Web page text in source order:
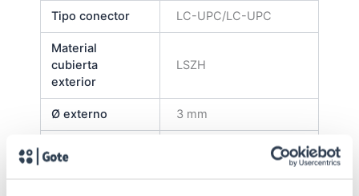
Tipo conector LC-UPC/LC-UPC
Material
cubierta
exterior
LSZH
Ø externo 3 mm